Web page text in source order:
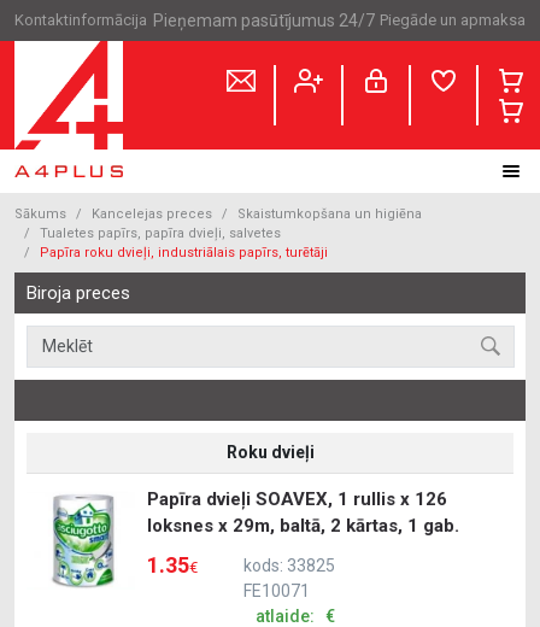
Kontaktinformācija Pieņemam pasūtījumus 24/7 Piegāde un apmaksa
Sākums Kancelejas preces
Skaistumkopšana un higiēna
Tualetes papīrs, papīra dvieļi, salvetes
Papīra roku dvieļi, industriālais papīrs, turētāji
Biroja preces
Roku dvieļi
Papīra dvieļi SOAVEX, 1 rullis x 126
loksnes x 29m, baltā, 2 kārtas, 1 gab.
1.35€
kods: 33825
FE10071
atlaide: €